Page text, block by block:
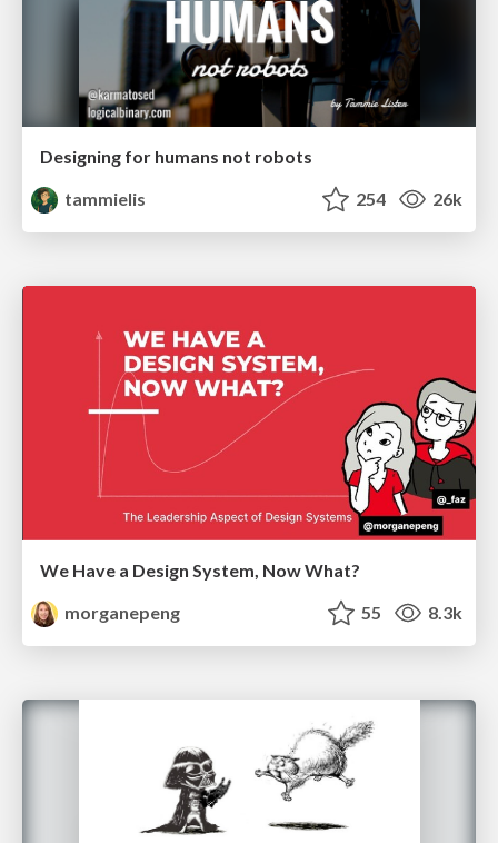
Designing for humans not robots
tammielis
254 26k
We Have a Design System, Now What?
morganepeng
55 8.3k